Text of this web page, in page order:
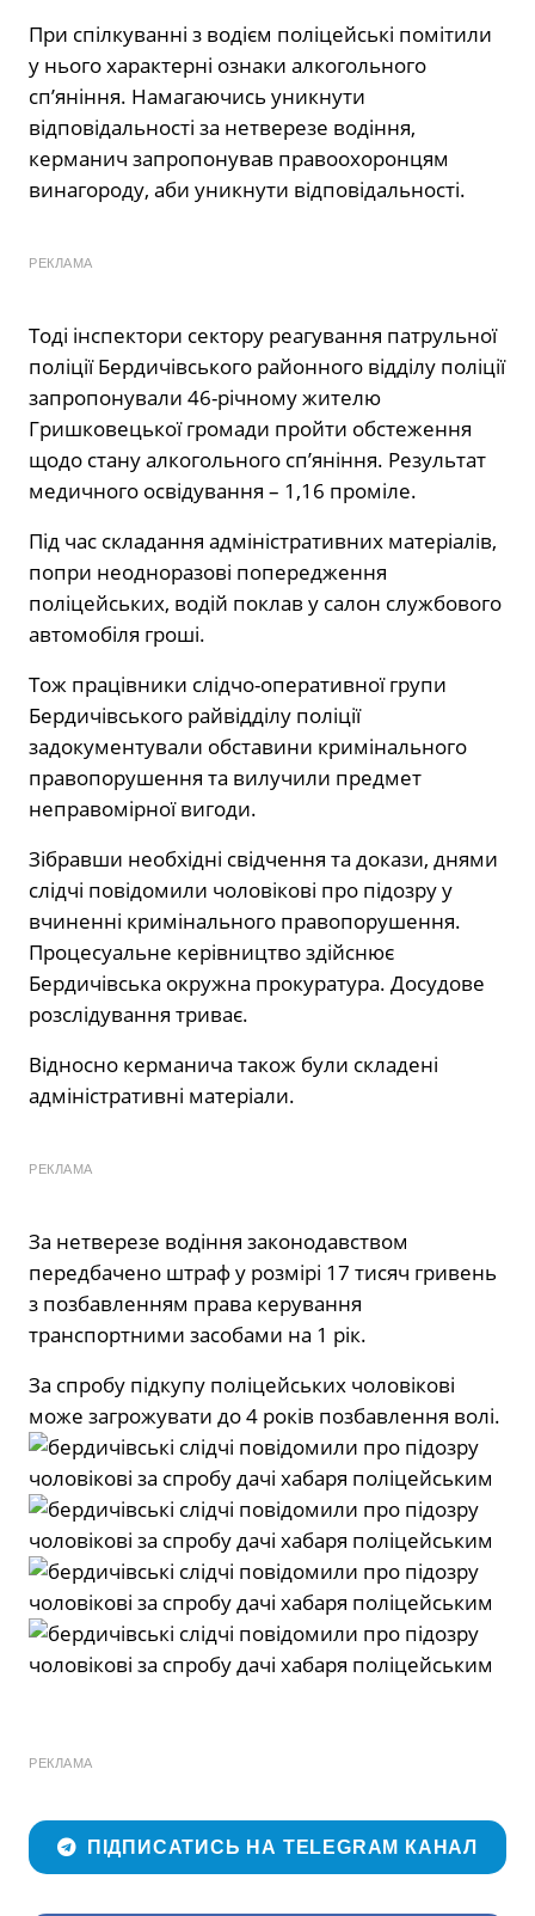
При спілкуванні з водієм поліцейські помітили
у нього характерні ознаки алкогольного
сп’яніння. Намагаючись уникнути
відповідальності за нетверезе водіння,
керманич запропонував правоохоронцям
винагороду, аби уникнути відповідальності.
РЕКЛАМА
Тоді інспектори сектору реагування патрульної
поліції Бердичівського районного відділу поліції
запропонували 46-річному жителю
Гришковецької громади пройти обстеження
щодо стану алкогольного сп’яніння. Результат
медичного освідування – 1,16 проміле.
Під час складання адміністративних матеріалів,
попри неодноразові попередження
поліцейських, водій поклав у салон службового
автомобіля гроші.
Тож працівники слідчо-оперативної групи
Бердичівського райвідділу поліції
задокументували обставини кримінального
правопорушення та вилучили предмет
неправомірної вигоди.
Зібравши необхідні свідчення та докази, днями
слідчі повідомили чоловікові про підозру у
вчиненні кримінального правопорушення.
Процесуальне керівництво здійснює
Бердичівська окружна прокуратура. Досудове
розслідування триває.
Відносно керманича також були складені
адміністративні матеріали.
РЕКЛАМА
За нетверезе водіння законодавством
передбачено штраф у розмірі 17 тисяч гривень
з позбавленням права керування
транспортними засобами на 1 рік.
За спробу підкупу поліцейських чоловікові
може загрожувати до 4 років позбавлення волі.
РЕКЛАМА
ПІДПИСАТИСЬ НА TELEGRAM КАНАЛ